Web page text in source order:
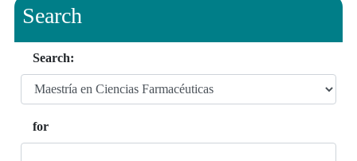
Search
Search:
for